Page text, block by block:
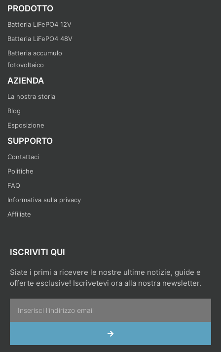
PRODOTTO
Batteria LiFePO4 12V
Batteria LiFePO4 48V
Batteria accumulo
fotovoltaico
AZIENDA
La nostra storia
Blog
Esposizione
SUPPORTO
Contattaci
Politiche
FAQ
Informativa sulla privacy
Affiliate
ISCRIVITI QUI
Siate i primi a ricevere le nostre ultime notizie, guide e
offerte esclusive! Iscrivetevi ora alla nostra newsletter.
INVIA